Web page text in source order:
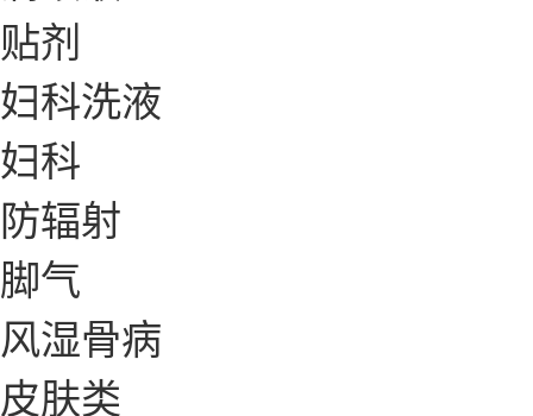
贴剂
妇科洗液
妇科
防辐射
脚气
风湿骨病
皮肤类